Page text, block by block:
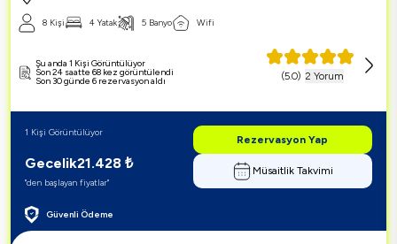
8 Kişi 4 Yatak 5 Banyo Wifi
(5.0) 2 Yorum
Şu anda 1 Kişi Görüntülüyor
Son 24 saatte 68 kez görüntülendi
Son 30 günde 6 rezervasyon aldı
Güvenli Ödeme
Gecelik21.428 ₺
"den başlayan fiyatlar"
1 Kişi Görüntülüyor
Rezervasyon Yap
Müsaitlik Takvimi